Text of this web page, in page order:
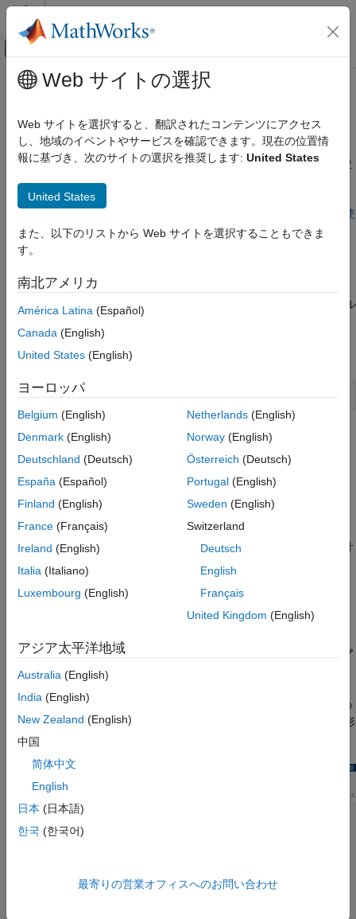
コンテンツへスキップ
オフキャンバス ナビゲーション メ
ドキュメンテーションのホーム
Simulink Control Design
線形化
項目一覧
モデル線形化器を開いてモデルを線形化する
アドバイザーを有効にした状態でのモデルの
線形化
線形化パスの強調表示
アドバイザーを使用した問題が生じる可能性
モデルの再線形化
カスタム クエリの作成と実行
アドバイザーのエクスポートと MATLAB ス
クリプトの生成
メインコンテンツ
モデル線形化器での線形化結果のト
ラブルシューティング
この例では、モデル線形化器アプリ内で線形化アドバイザーを使
を説明します。線形化の結果をプログラムでトラブルシューティ
コマンド ラインを使
用した線形化の結果のトラブルシューティングを参照してくださ
モデルを開く
この例では、振子 Simulink モデルを使用して、線形化のトラブル
シューティングを説明します。
モデルを開きます。
openExample("scdpendulum")
振子角度の初期条件は、垂直の不安定な平衡状態 0 度から反時計
回りに 90 度です。振子角速度の初期条件は 0 deg/s です。この
状態を維持するための定格トルクは -49.05 N m です。この構成
はモデルの初期条件として保存されています。
モデル線形化器を開くには、Simulink モデル ウィンドウの[アプ
リ]タブで[モデル線形化器]
モデルの初期条件でモデルを線形化するには、
の
[線形解析]タブで[ボード線図]
をクリックします。モデルが線形
化され、その周波数応答がプロットされます。
Web サイトの選択
Web サイトを選択すると、翻訳されたコンテンツにアクセス
し、地域のイベントやサービスを確認できます。現在の位置情
報に基づき、次のサイトの選択を推奨します: United States
United States
また、以下のリストから Web サイトを選択することもできま
す。
南北アメリカ
América Latina (Español)
Canada (English)
United States (English)
ヨーロッパ
Belgium (English)
Denmark (English)
Deutschland (Deutsch)
España (Español)
Finland (English)
France (Français)
Ireland (English)
Italia (Italiano)
Luxembourg (English)
Netherlands(English)
Norway(English)
Österreich (Deutsch)
Portugal(English)
Sweden (English)
Switzerland
Deutsch
English
Français
United Kingdom (English)
アジア太平洋地域
Australia (English)
India (English)
New Zealand (English)
中国
简体中文
English
日本 (日本語)
한국 (한국어)
最寄りの営業オフィスへのお問い合わせ